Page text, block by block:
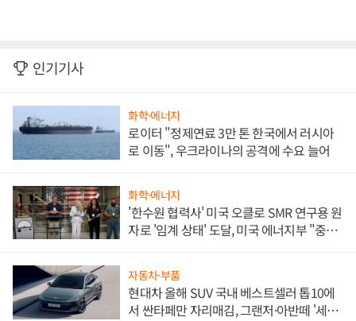
인기기사
화학·에너지
로이터 "정제연료 3만 톤 한국에서 러시아
로 이동", 우크라이나의 공격에 수요 늘어
화학·에너지
'한수원 협력사' 미국 오클로 SMR 연구용 원
자로 '임계 상태' 도달, 미국 에너지부 "중요
자동차·부품
현대차 올해 SUV 국내 베스트셀러 톱10에
서 싼타페만 자리매김, 그랜저·아반떼 '세단